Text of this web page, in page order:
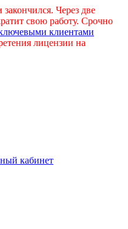
Через две
свою работу. Срочно
клиентами
лицензии на
кабинет